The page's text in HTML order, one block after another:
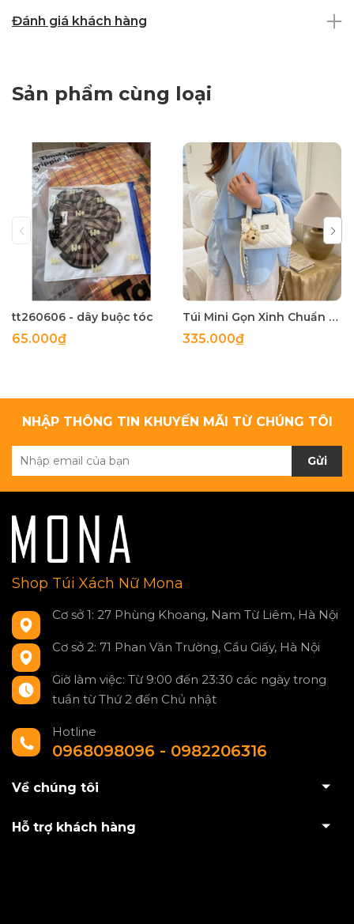
Đánh giá khách hàng
Sản phẩm cùng loại
tt260606 - dây buộc tóc
65.000₫
Túi Mini Gọn Xinh Chuẩn Gu - tt260518
335.000₫
NHẬP THÔNG TIN KHUYẾN MÃI TỪ CHÚNG TÔI
Gửi
Shop Túi Xách Nữ Mona
Cơ sở 1: 27 Phùng Khoang, Nam Từ Liêm, Hà Nội
Cơ sở 2: 71 Phan Văn Trường, Cầu Giấy, Hà Nội
Giờ làm việc: Từ 9:00 đến 23:30 các ngày trong
tuần từ Thứ 2 đến Chủ nhật
Hotline
0968098096 - 0982206316
Về chúng tôi
Hỗ trợ khách hàng